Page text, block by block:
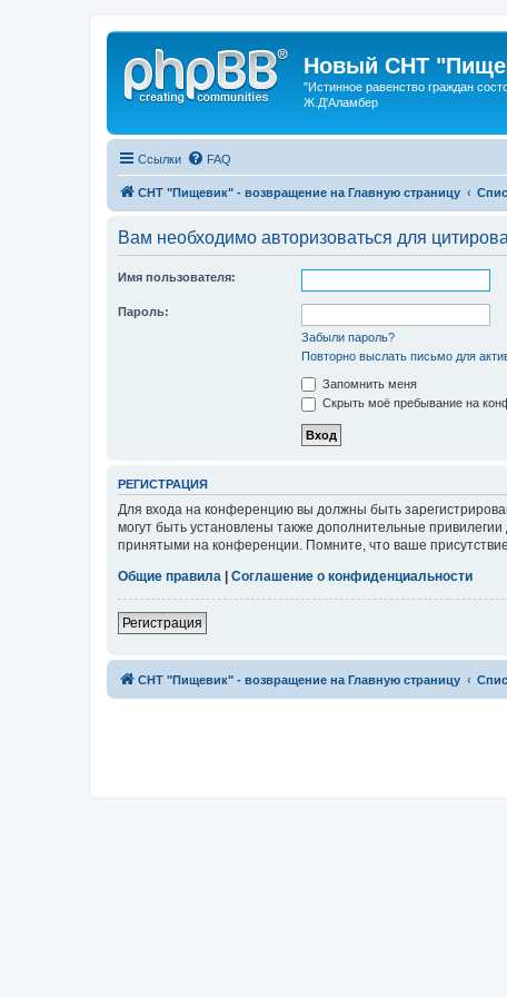
Новый СНТ
"Истинное равенство граждан
Ж.Д'Аламбер
Ссылки FAQ
СНТ "Пищевик" - возвращение на Главную страницу
Вам необходимо авторизоваться для
Имя пользователя:
Пароль:
Забыли пароль?
Повторно выслать письмо для
Запомнить меня
Скрыть моё пребывание на
РЕГИСТРАЦИЯ
Для входа на конференцию вы должны быть
могут быть установлены также дополнительные
принятыми на конференции. Помните, что ваше
Общие правила
Соглашение о конфиденциальности
Регистрация
СНТ "Пищевик" - возвращение на Главную страницу